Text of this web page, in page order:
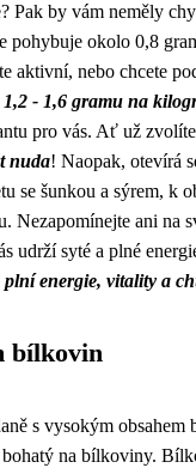
Pak by vám neměly
pohybuje okolo 0,8
aktivní, nebo chcete
1,2 - 1,6 gramu na
pro vás. Ať už
nuda! Naopak, otevírá
se šunkou a sýrem, k
Nezapomínejte ani na
udrží syté a plné
plní energie, vitality a
bílkovin
s vysokým
na bílkoviny.